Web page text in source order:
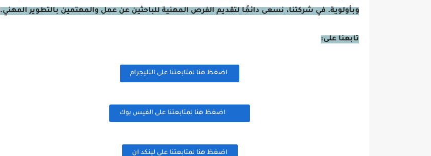
وبأولوية. في شركتنا، نسعى دائمًا لتقديم الفرص المهنية للباحثين عن عمل والمهتمين بالتطوير المهني.
تابعنا على:
اضغظ هنا لمتابعتنا على التليجرام
اضغظ هنا لمتابعتنا على الفيس بوك
اضغظ هنا لمتابعتنا على لينكد ان